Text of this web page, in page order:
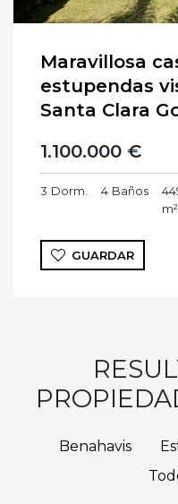
Maravillosa
estupendas
Santa Clara
1.100.000 €
3 Dorm. 4 Baños
m²
GUARDAR
Benahavis